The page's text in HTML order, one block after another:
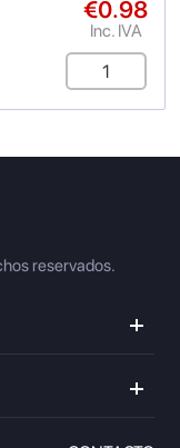
€0.98
Inc. IVA
reservados.